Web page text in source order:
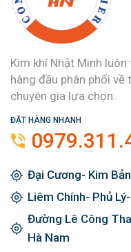
Kim khí Nhật Minh
hàng đầu phân phối
chuyên gia lựa chọn.
ĐẶT HÀNG NHANH
Đại Cương- Kim
Liêm Chính- Phủ
Đường Lê Công
Hà Nam